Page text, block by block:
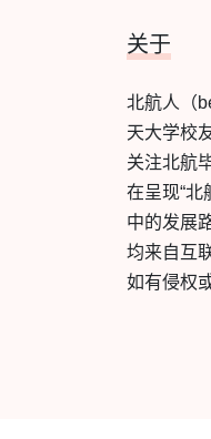
关于
北航人（
天大学校
关注北航
在呈现“北
中的发展
均来自互
如有侵权